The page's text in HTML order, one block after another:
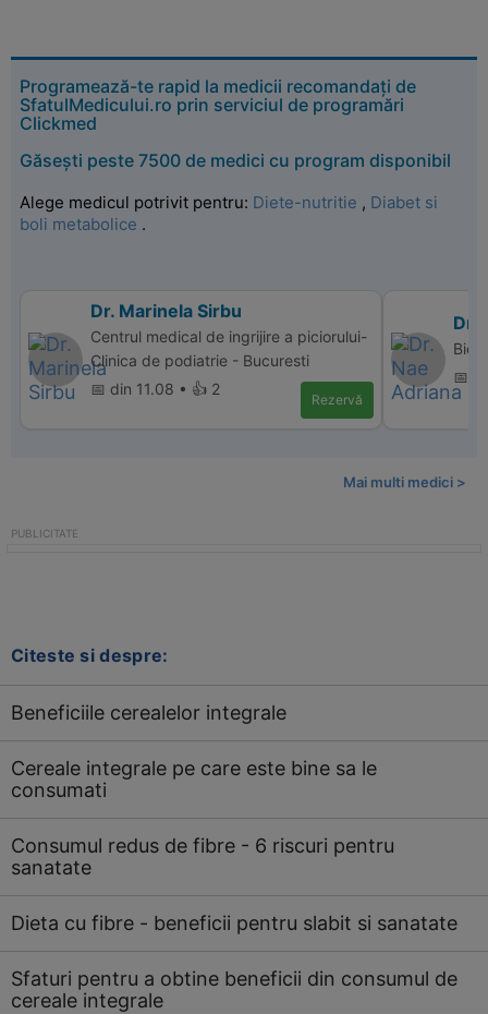
Programează-te rapid la medicii recomandați de
SfatulMedicului.ro prin serviciul de programări
Clickmed
Găsești peste 7500 de medici cu program disponibil
Alege medicul potrivit pentru: Diete-nutritie , Diabet si
boli metabolice .
Dr. Marinela Sirbu
Centrul medical de ingrijire a piciorului-
Clinica de podiatrie - Bucuresti
📅 din 11.08 • 👍 2
Rezervă
Dr.
Bio
📅
Mai multi medici >
Citeste si despre:
Beneficiile cerealelor integrale
Cereale integrale pe care este bine sa le
consumati
Consumul redus de fibre - 6 riscuri pentru
sanatate
Dieta cu fibre - beneficii pentru slabit si sanatate
Sfaturi pentru a obtine beneficii din consumul de
cereale integrale